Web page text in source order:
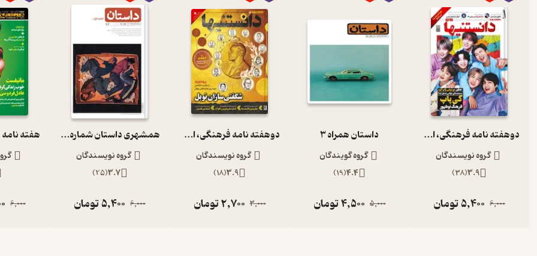
دوهفته نامه فرهنگی، اجتماعی دانستنیها شماره 250
گروه نویسندگان
3.9
(
38
)
6,000
5,400تومان
داستان همراه 3
گروه گویندگان
4.4
(
19
)
5,000
4,500تومان
دوهفته نامه فرهنگی، اجتماعی دانستنیها شماره 215
گروه نویسندگان
3.9
(
18
)
3,000
2,700تومان
همشهری داستان شماره 93
گروه نویسندگان
3.7
(
25
)
6,000
5,400تومان 6,000